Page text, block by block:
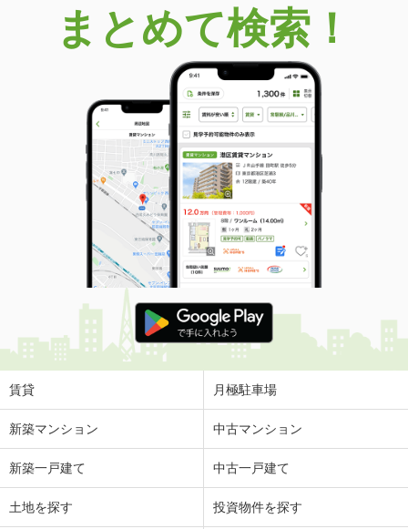
まとめて検索！
賃貸 月極駐車場
新築マンション 中古マンション
新築一戸建て 中古一戸建て
土地を探す 投資物件を探す